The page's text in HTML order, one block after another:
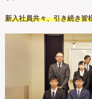
新入社員共々、引き続き皆